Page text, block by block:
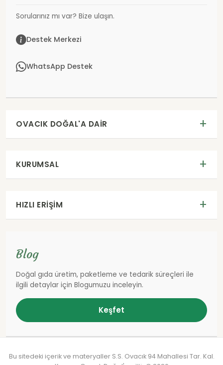
Sorularınız mı var? Bize ulaşın.
Destek Merkezi
WhatsApp Destek
OVACIK DOĞAL'A DAIR
KURUMSAL
HIZLI ERIŞIM
Blog
Doğal gıda üretim, paketleme ve tedarik süreçleri ile
ilgili detaylar için Blogumuzu inceleyin.
Keşfet
Bu sitedeki içerik ve materyaller S.S. Ovacık 94 Mahallesi Tar. Kal.